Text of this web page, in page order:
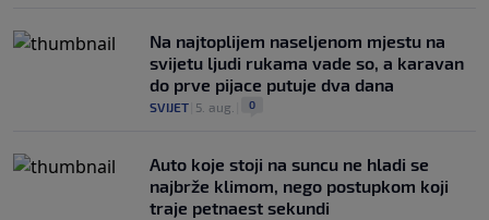
Na najtoplijem naseljenom mjestu na
svijetu ljudi rukama vade so, a karavan
do prve pijace putuje dva dana
SVIJET 5. aug. 0
Auto koje stoji na suncu ne hladi se
najbrže klimom, nego postupkom koji
traje petnaest sekundi